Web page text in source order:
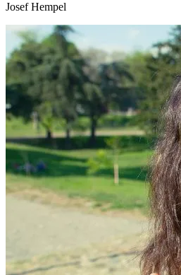
Josef Hempel